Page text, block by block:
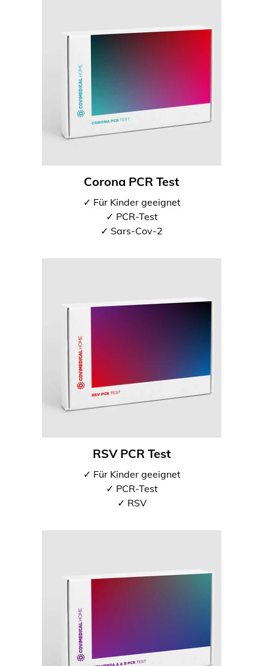
Corona PCR Test
✓ Für Kinder geeignet
✓ PCR-Test
✓ Sars-Cov-2
RSV PCR Test
✓ Für Kinder geeignet
✓ PCR-Test
✓ RSV